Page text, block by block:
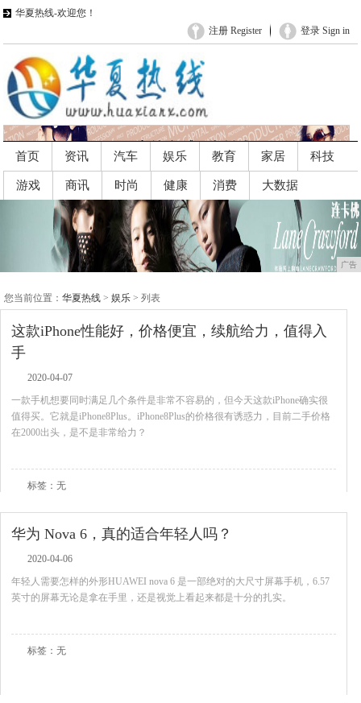
华夏热线-欢迎您！
登录 Sign in
注册 Register
首页 资讯 汽车 娱乐 教育 家居 科技
游戏 商讯 时尚 健康 消费 大数据
广告
您当前位置： 华夏热线 > 娱乐 > 列表
这款iPhone性能好，价格便宜，续航给力，值得入
手
2020-04-07
一款手机想要同时满足几个条件是非常不容易的，但今天这款iPhone确实很
值得买。它就是iPhone8Plus。iPhone8Plus的价格很有诱惑力，目前二手价格
在2000出头，是不是非常给力？
标签：无
华为 Nova 6，真的适合年轻人吗？
2020-04-06
年轻人需要怎样的外形HUAWEI nova 6 是一部绝对的大尺寸屏幕手机，6.57
英寸的屏幕无论是拿在手里，还是视觉上看起来都是十分的扎实。
标签：无